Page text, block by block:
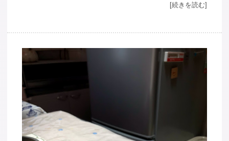
[続きを読む]